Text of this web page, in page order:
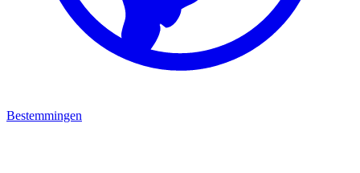
Bestemmingen